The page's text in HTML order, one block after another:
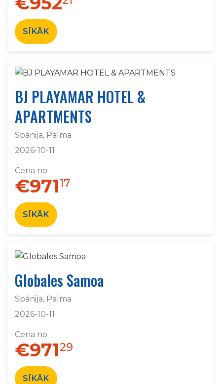
SĪKĀK
BJ PLAYAMAR HOTEL &
APARTMENTS
Spānija, Palma
2026-10-11
Cena no
€97117
SĪKĀK
Globales Samoa
Spānija, Palma
2026-10-11
Cena no
€97129
SĪKĀK